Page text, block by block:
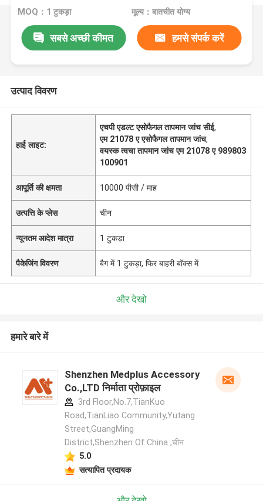
MOQ：1 टुकड़ा मूल्य：बातचीत योग्य
सबसे अच्छी कीमत हमसे संपर्क करें
उत्पाद विवरण
हाई लाइट:
एचपी एडल्ट एसोफैगल तापमान जांच सीई,
एम 21078 ए एसोफैगल तापमान जांच,
वयस्क त्वचा तापमान जांच एम 21078 ए 989803
100901
आपूर्ति की क्षमता 10000 पीसी / माह
उत्पत्ति के प्लेस चीन
न्यूनतम आदेश मात्रा 1 टुकड़ा
पैकेजिंग विवरण बैग में 1 टुकड़ा, फिर बाहरी बॉक्स में
और देखो
हमारे बारे में
Shenzhen Medplus Accessory
Co.,LTD निर्माता प्रोफ़ाइल
3rd Floor,No.7,TianKuo
Road,TianLiao Community,Yutang
Street,GuangMing
District,Shenzhen Of China ,चीन
5.0
सत्यापित प्रदायक